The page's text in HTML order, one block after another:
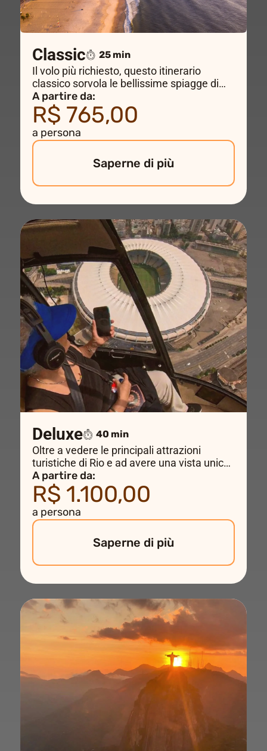
Classic 25 min
Il volo più richiesto, questo itinerario
classico sorvola le bellissime spiagge di
Rio fino al Cristo Redentore, Ipanema e
Copacabana con una vista sensazionale
sulla città e sul Pan di Zucchero.
Un'esperienza indimenticabile.
A partire da:
R$ 765,00
a persona
Saperne di più
Deluxe 40 min
Oltre a vedere le principali attrazioni
turistiche di Rio e ad avere una vista unica
del Cristo Redentore, questo volo ti porterà
anche al centro della città e al famoso
Stadio Maracanã.
A partire da:
R$ 1.100,00
a persona
Saperne di più